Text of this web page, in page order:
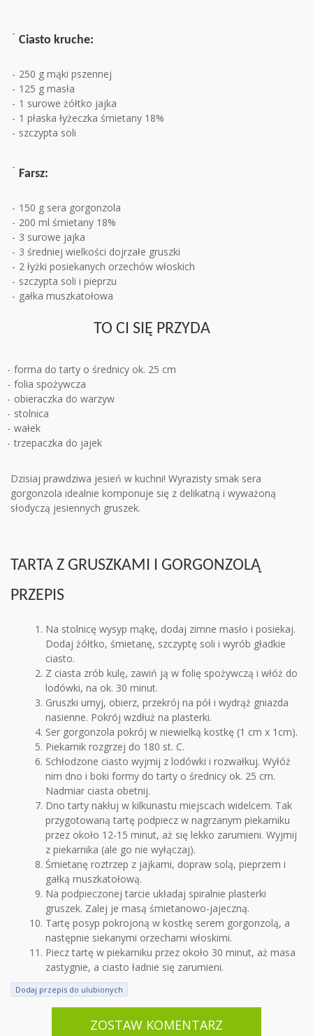
Ciasto kruche:
250 g mąki pszennej
125 g masła
1 surowe żółtko jajka
1 płaska łyżeczka śmietany 18%
szczypta soli
Farsz:
150 g sera gorgonzola
200 ml śmietany 18%
3 surowe jajka
3 średniej wielkości dojrzałe gruszki
2 łyżki posiekanych orzechów włoskich
szczypta soli i pieprzu
gałka muszkatołowa
TO CI SIĘ PRZYDA
forma do tarty o średnicy ok. 25 cm
folia spożywcza
obieraczka do warzyw
stolnica
wałek
trzepaczka do jajek
Dzisiaj prawdziwa jesień w kuchni! Wyrazisty smak sera
gorgonzola idealnie komponuje się z delikatną i wyważoną
słodyczą jesiennych gruszek.
TARTA Z GRUSZKAMI I GORGONZOLĄ
PRZEPIS
Na stolnicę wysyp mąkę, dodaj zimne masło i posiekaj.
Dodaj żółtko, śmietanę, szczyptę soli i wyrób gładkie
ciasto.
Z ciasta zrób kulę, zawiń ją w folię spożywczą i włóż do
lodówki, na ok. 30 minut.
Gruszki umyj, obierz, przekrój na pół i wydrąż gniazda
nasienne. Pokrój wzdłuż na plasterki.
Ser gorgonzola pokrój w niewielką kostkę (1 cm x 1cm).
Piekarnik rozgrzej do 180 st. C.
Schłodzone ciasto wyjmij z lodówki i rozwałkuj. Wyłóż
nim dno i boki formy do tarty o średnicy ok. 25 cm.
Nadmiar ciasta obetnij.
Dno tarty nakłuj w kilkunastu miejscach widelcem. Tak
przygotowaną tartę podpiecz w nagrzanym piekarniku
przez około 12-15 minut, aż się lekko zarumieni. Wyjmij
z piekarnika (ale go nie wyłączaj).
Śmietanę roztrzep z jajkami, dopraw solą, pieprzem i
gałką muszkatołową.
Na podpieczonej tarcie układaj spiralnie plasterki
gruszek. Zalej je masą śmietanowo-jajeczną.
Tartę posyp pokrojoną w kostkę serem gorgonzolą, a
następnie siekanymi orzechami włoskimi.
Piecz tartę w piekarniku przez około 30 minut, aż masa
zastygnie, a ciasto ładnie się zarumieni.
Dodaj przepis do ulubionych
ZOSTAW KOMENTARZ